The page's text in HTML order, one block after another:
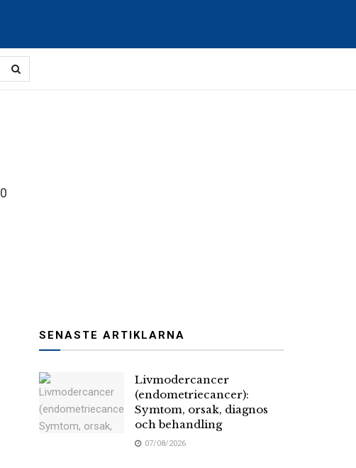
0
SENASTE ARTIKLARNA
Livmodercancer
(endometriecancer):
Symtom, orsak, diagnos
och behandling
07/08/2026